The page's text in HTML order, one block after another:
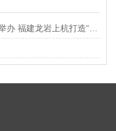
龙岩上杭打造“第二名片”